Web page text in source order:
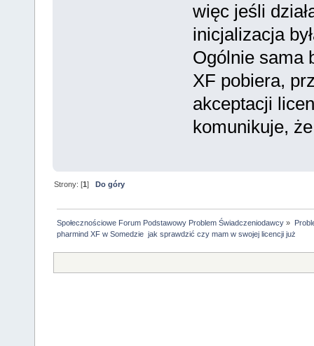
więc jeśli
inicjalizacja
Ogólnie sama
XF pobiera,
akceptacji
komunikuje,
Strony: [1]Do góry
Społecznościowe Forum Podstawowy Problem Świadczeniodawcy »
pharmind XF w Somedzie  jak sprawdzić czy mam w swojej licencji już